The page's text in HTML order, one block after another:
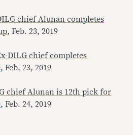
chief Alunan completes
, Feb. 23, 2019
DILG chief completes
, Feb. 23, 2019
chief Alunan is 12th pick for
, Feb. 24, 2019